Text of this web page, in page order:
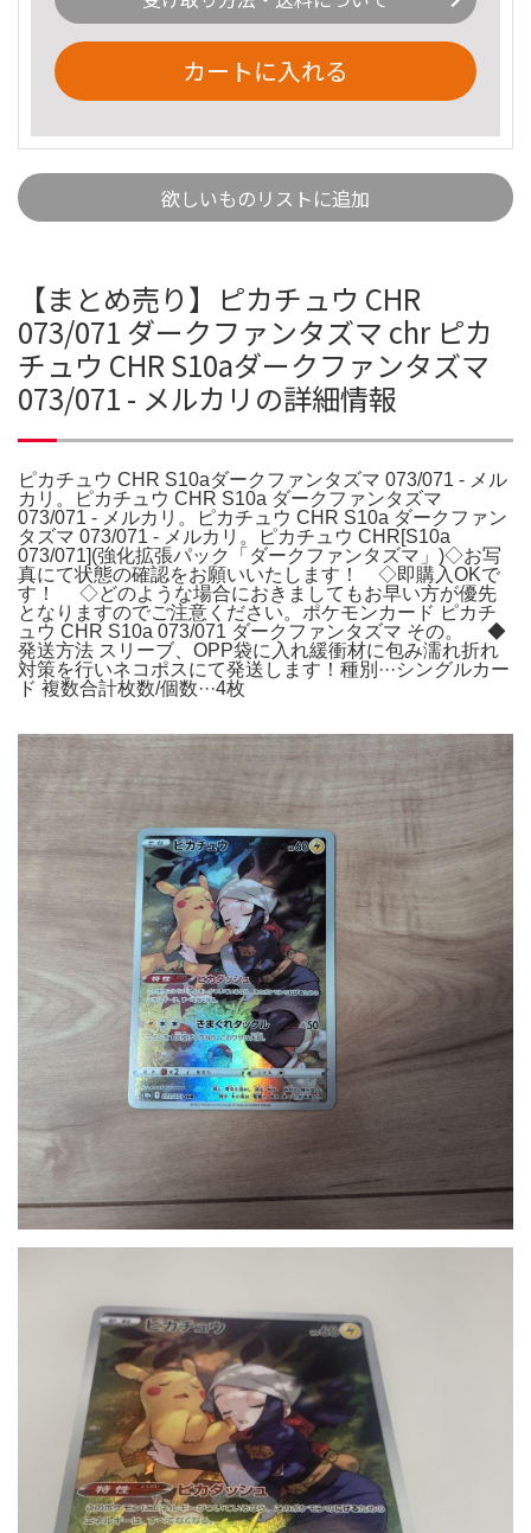
カートに入れる
欲しいものリストに追加
【まとめ売り】ピカチュウ CHR
073/071 ダークファンタズマ chr ピカ
チュウ CHR S10aダークファンタズマ
073/071 - メルカリの詳細情報
ピカチュウ CHR S10aダークファンタズマ 073/071 - メル
カリ。ピカチュウ CHR S10a ダークファンタズマ
073/071 - メルカリ。ピカチュウ CHR S10a ダークファン
タズマ 073/071 - メルカリ。ピカチュウ CHR[S10a
073/071](強化拡張パック「ダークファンタズマ」)◇お写
真にて状態の確認をお願いいたします！ ◇即購入OKで
す！ ◇どのような場合におきましてもお早い方が優先
となりますのでご注意ください。ポケモンカード ピカチ
ュウ CHR S10a 073/071 ダークファンタズマ その。 ◆
発送方法 スリーブ、OPP袋に入れ緩衝材に包み濡れ折れ
対策を行いネコポスにて発送します！種別···シングルカー
ド 複数合計枚数/個数···4枚